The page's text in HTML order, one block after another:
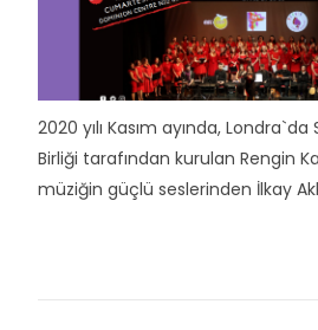
2020 yılı Kasım ayında,
Birliği tarafından kurulan Rengin
müziğin güçlü seslerinden İlkay